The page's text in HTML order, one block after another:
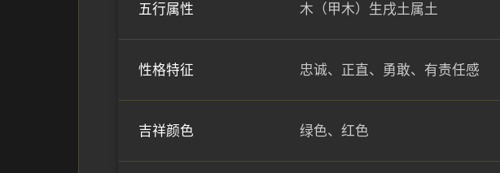
五行属性 木（甲木）生戌土属土
性格特征 忠诚、正直、勇敢、有责任感
吉祥颜色 绿色、红色